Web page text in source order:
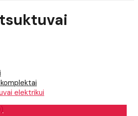
elektrikui